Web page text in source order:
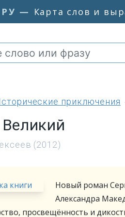
— Карта слов и
приключения
(2012)
Новый роман
Александра
просвещённость и